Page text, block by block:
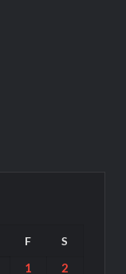
F S
1 2